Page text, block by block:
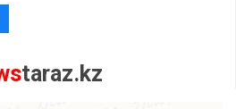
taraz.kz